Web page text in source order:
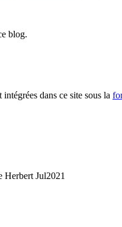
blog.
dans ce site sous la
Herbert Jul2021